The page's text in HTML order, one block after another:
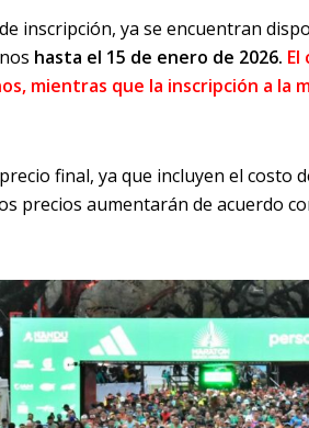
inscripción, ya se encuentran
hasta el 15 de enero de 2026. El
mientras que la inscripción a la
final, ya que incluyen el costo
precios aumentarán de acuerdo